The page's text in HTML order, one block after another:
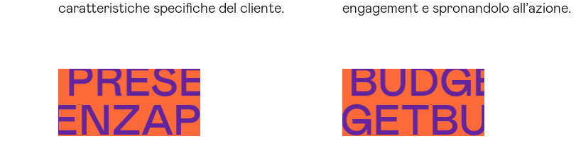
caratteristiche specifiche del cliente.
engagement e spronandolo all’azione.
PRESENZA
PRESENZA
BUDGET
BUDGET
BUDGET